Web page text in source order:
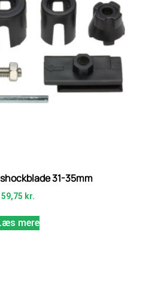
31-35mm
59,75 kr.
mere